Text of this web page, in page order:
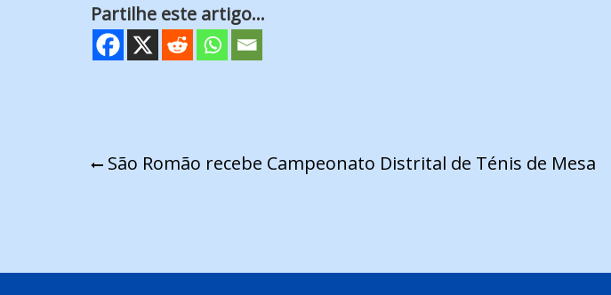
Partilhe este artigo...
Navegação
São Romão recebe Campeonato Distrital de Ténis de Mesa